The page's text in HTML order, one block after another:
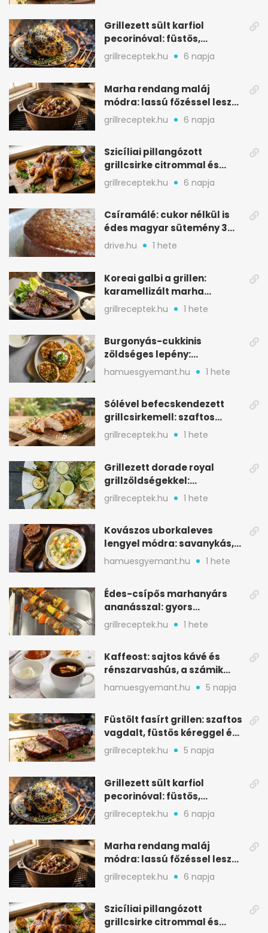
Grillezett sült karfiol
pecorinóval: füstös,
karamellizált nyári kedvenc
grillreceptek.hu 6 napja
Marha rendang maláj
módra: lassú főzéssel lesz
igazán szaftos
grillreceptek.hu 6 napja
Szicíliai pillangózott
grillcsirke citrommal és
oregánóval
grillreceptek.hu 6 napja
Csíramálé: cukor nélkül is
édes magyar sütemény 3
alapanyagból
drive.hu 1 hete
Koreai galbi a grillen:
karamellizált marha
rövidborda gyorsan
grillreceptek.hu 1 hete
Burgonyás-cukkinis
zöldséges lepény:
aranybarna, szaftos, hús
nélkül is
hamuesgyemant.hu 1 hete
Sólével befecskendezett
grillcsirkemell: szaftos
marad, nem szárad ki
grillreceptek.hu 1 hete
Grillezett dorade royal
grillzöldségekkel:
mediterrán ízek a rostélyról
grillreceptek.hu 1 hete
Kovászos uborkaleves
lengyel módra: savanykás,
kapros, meglepően
tartalmas
hamuesgyemant.hu 1 hete
Édes-csípős marhanyárs
ananásszal: gyors
grillrecept jalapeñóval
grillreceptek.hu 1 hete
Kaffeost: sajtos kávé és
rénszarvashús, a számik
melegítő itala
hamuesgyemant.hu 5 napja
Füstölt fasírt grillen: szaftos
vagdalt, füstös kéreggel és
BBQ mázzal
grillreceptek.hu 5 napja
Grillezett sült karfiol
pecorinóval: füstös,
karamellizált nyári kedvenc
grillreceptek.hu 6 napja
Marha rendang maláj
módra: lassú főzéssel lesz
igazán szaftos
grillreceptek.hu 6 napja
Szicíliai pillangózott
grillcsirke citrommal és